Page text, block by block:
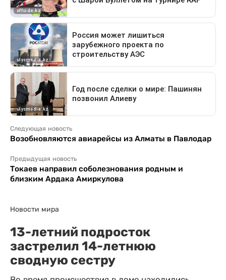
Следующая новость
Возобновляются авиарейсы из Алматы в Павлодар
Предыдущая новость
Токаев направил соболезнования родным и
близким Ардака Амиркулова
Новости мира
13-летний подросток
застрелил 14-летнюю
сводную сестру